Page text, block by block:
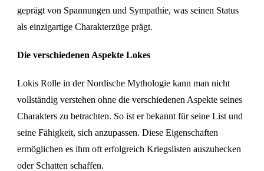
geprägt von Spannungen und Sympathie, was seinen Status
als einzigartige Charakterzüge prägt.
Die verschiedenen Aspekte Lokes
Lokis Rolle in der Nordische Mythologie kann man nicht
vollständig verstehen ohne die verschiedenen Aspekte seines
Charakters zu betrachten. So ist er bekannt für seine List und
seine Fähigkeit, sich anzupassen. Diese Eigenschaften
ermöglichen es ihm oft erfolgreich Kriegslisten auszuhecken
oder Schatten schaffen.